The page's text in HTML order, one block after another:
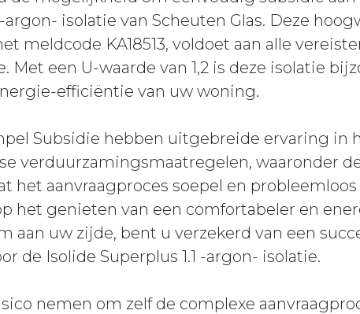
-argon- isolatie van Scheuten Glas. Deze
meldcode KA18513, voldoet aan alle
Met een U-waarde van 1,2 is deze isolatie
efficiëntie van uw woning.
Subsidie hebben uitgebreide ervaring in
verduurzamingsmaatregelen, waaronder
het aanvraagproces soepel en
het genieten van een comfortabeler en
aan uw zijde, bent u verzekerd van een
de Isolide Superplus 1.1 -argon- isolatie.
nemen om zelf de complexe